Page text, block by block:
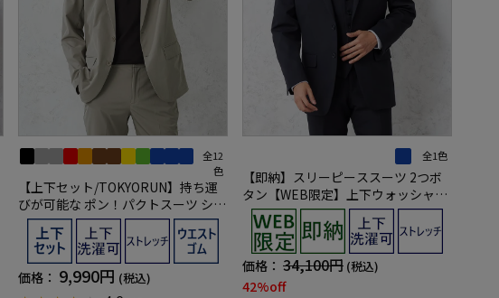
全12
色
【上下セット/TOKYORUN】持ち運
びが可能な ポン！パクトスーツ シン
グル パッカブルセットアップ
価格： 9,990円 (税込)
全1色
【即納】スリーピーススーツ 2つボ
タン【WEB限定】上下ウォッシャブ
ル ネイビー シャドウストライプ 3シ
ーズン対応
価格： 34,100円 (税込)
42%off